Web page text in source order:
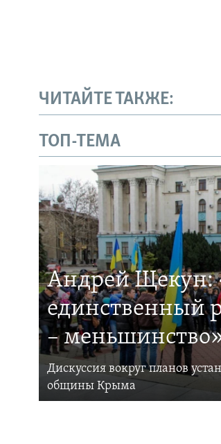
ЧИТАЙТЕ ТАКЖЕ:
ТОП-ТЕМА
Андрей Щекун:
единственный
–
Дискуссия вокруг планов
общины Крыма